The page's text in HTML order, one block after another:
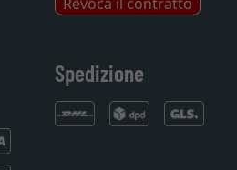
Spedizione